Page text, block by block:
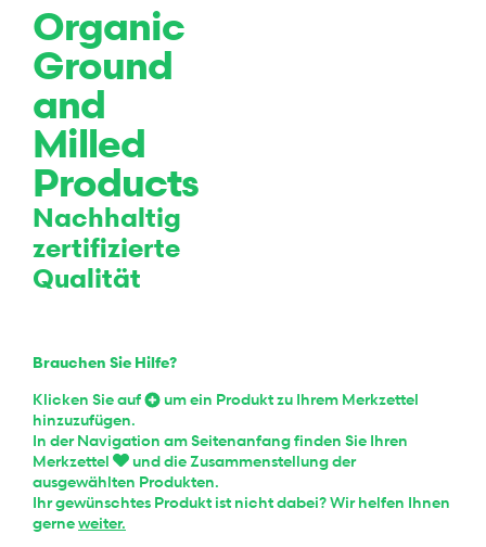
Organic
Ground
and
Milled
Products
Nachhaltig
zertifizierte
Qualität
Brauchen Sie Hilfe?
Klicken Sie auf
um ein Produkt zu Ihrem Merkzettel
hinzuzufügen.
In der Navigation am Seitenanfang finden Sie Ihren
Merkzettel
und die Zusammenstellung der
ausgewählten Produkten.
Ihr gewünschtes Produkt ist nicht dabei? Wir helfen Ihnen
gerneweiter.